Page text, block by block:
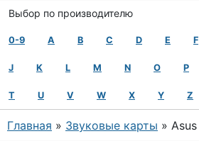
Выбор по производителю
0-9 A B C D E F
J K L M N O P
T U V W X Y Z
Главная » Звуковые карты » Asus